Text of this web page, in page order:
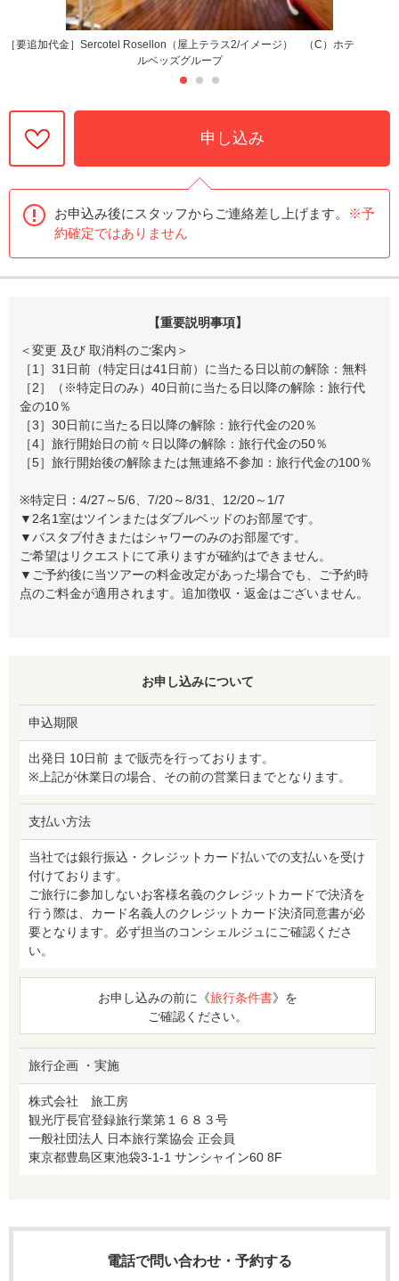
［要追加代金］Sercotel Rosellon（屋上テラス2/イメージ） （C）ホテ
ルベッズグループ
申し込み
お申込み後にスタッフからご連絡差し上げます。
※予
約確定ではありません
【重要説明事項】
＜変更 及び 取消料のご案内＞
［1］31日前（特定日は41日前）に当たる日以前の解除：無料
［2］（※特定日のみ）40日前に当たる日以降の解除：旅行代
金の10％
［3］30日前に当たる日以降の解除：旅行代金の20％
［4］旅行開始日の前々日以降の解除：旅行代金の50％
［5］旅行開始後の解除または無連絡不参加：旅行代金の100％
※特定日：4/27～5/6、7/20～8/31、12/20～1/7
▼2名1室はツインまたはダブルベッドのお部屋です。
▼バスタブ付きまたはシャワーのみのお部屋です。
ご希望はリクエストにて承りますが確約はできません。
▼ご予約後に当ツアーの料金改定があった場合でも、ご予約時
点のご料金が適用されます。追加徴収・返金はございません。
お申し込みについて
申込期限
出発日 10日前 まで販売を行っております。
※上記が休業日の場合、その前の営業日までとなります。
支払い方法
当社では銀行振込・クレジットカード払いでの支払いを受け
付けております。
ご旅行に参加しないお客様名義のクレジットカードで決済を
行う際は、カード名義人のクレジットカード決済同意書が必
要となります。必ず担当のコンシェルジュにご確認くださ
い。
お申し込みの前に《旅行条件書》を
ご確認ください。
旅行企画 ・実施
株式会社 旅工房
観光庁長官登録旅行業第１６８３号
一般社団法人 日本旅行業協会 正会員
東京都豊島区東池袋3-1-1 サンシャイン60 8F
電話で問い合わせ・予約する